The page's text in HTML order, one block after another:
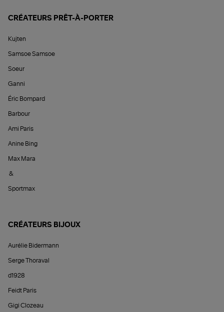
CRÉATEURS PRÊT-À-PORTER
Kujten
Samsoe Samsoe
Soeur
Ganni
Éric Bompard
Barbour
Ami Paris
Anine Bing
Max Mara
&
Sportmax
CRÉATEURS BIJOUX
Aurélie Bidermann
Serge Thoraval
d1928
Feidt Paris
Gigi Clozeau